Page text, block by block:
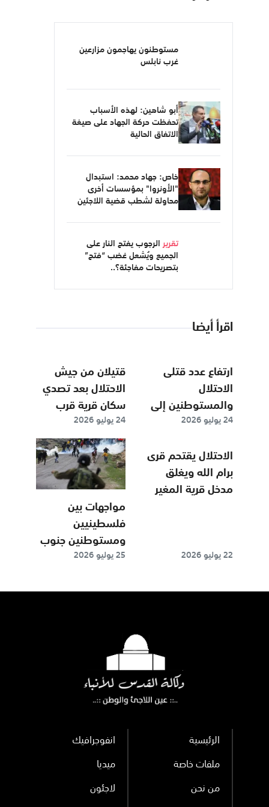
مستوطنون يهاجمون مزارعين
غرب نابلس
أبو شاهين: لهذه الأسباب
تحفظت حركة الجهاد على صيغة
الاتفاق الحالية
خاص: جهاد محمد: استبدال
"الأونروا" بمؤسسات أخرى
محاولة لشطب قضية اللاجئين
تقرير الرجوب يفتح النار على
الجميع ويُشعل غضب “فتح”
بتصريحات مفاجئة؟..
اقرأ أيضا
ارتفاع عدد قتلى
الاحتلال
والمستوطنين إلى
اثنين إثر تصدي
لعدوانهم على قرية
"تل"
24 يوليو 2026
قتيلان من جيش
الاحتلال بعد تصدي
سكان قرية قرب
نابلس
للمستوطنين..
واستشهاد 4
فلسطينيين
24 يوليو 2026
الاحتلال يقتحم قرى
برام الله ويغلق
مدخل قرية المغير
22 يوليو 2026
مواجهات بين
فلسطينيين
ومستوطنين جنوب
الخليل وتجدد
25 يوليو 2026
الرئيسية انفوجرافيك
ملفات خاصة ميديا
من نحن لاجئون